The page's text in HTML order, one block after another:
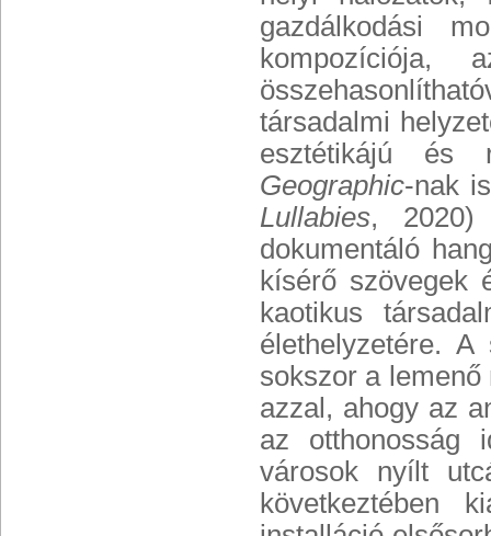
gazdálkodási
kompozíciója,
társadalmi
esztétikájú és
Geographic-nak
Lullabies, 2020)
dokumentáló
kísérő szövegek
kaotikus
élethelyzetére. A
sokszor a
azzal, ahogy az
az otthonosság
városok nyílt
következtében